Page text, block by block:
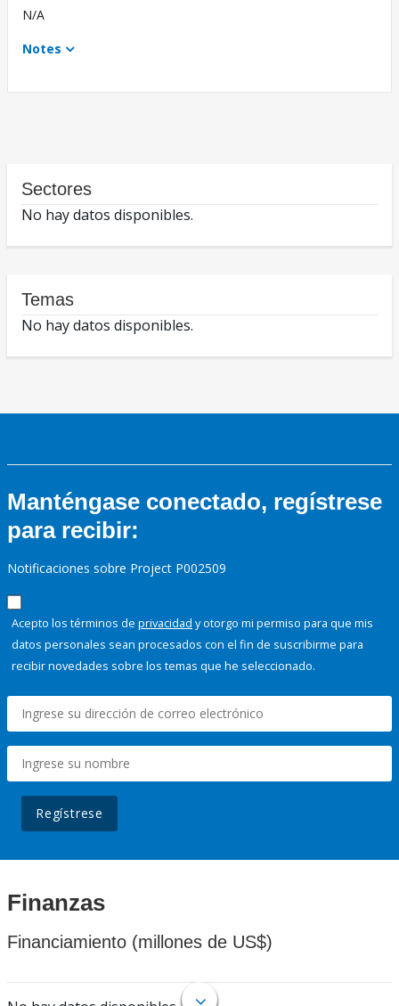
N/A
Notes
Sectores
No hay datos disponibles.
Temas
No hay datos disponibles.
Manténgase conectado, regístrese
para recibir:
Notificaciones sobre Project P002509
Acepto los términos de privacidad y otorgo mi permiso para que mis
datos personales sean procesados con el fin de suscribirme para
recibir novedades sobre los temas que he seleccionado.
Regístrese
Finanzas
Financiamiento (millones de US$)